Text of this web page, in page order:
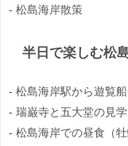
- 松島海岸散策
半日で楽しむ松
- 松島海岸駅から遊覧
- 瑞巌寺と五大堂の見学
- 松島海岸での昼食（牡